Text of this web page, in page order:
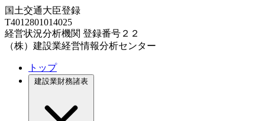
国土交通大臣登録
T4012801014025
経営状況分析機関 登録番号２２
（株）建設業経営情報分析センター
トップ
建設業財務諸表